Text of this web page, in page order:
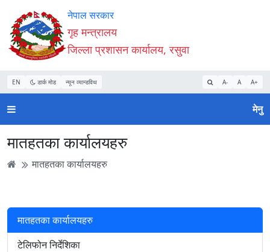
Accessibility
Mode
सुरु
गर्नुहोस्
सामाग्री
पढ्नुहाेस्
नेभिगेसन
पढ्नुहाेस्
वेबसाइट
खोजमा
जानुहोस्
नेपाल सरकार
गृह मन्त्रालय
जिल्ला प्रशासन कार्यालय, रसुवा
EN डार्क मोड न्यून व्यान्डविथ A- A A+
मेनु
मातहतका कार्यालयहरु
मातहतका कार्यालयहरु
मातहतका कार्यालयहरु
टेलिफोन निर्देशिका